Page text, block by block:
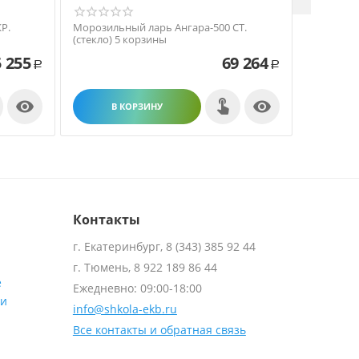
255 Р

Морозильный ларь Ангара-500 СТ.
(стекло) 5 корзины
69 264 Р
В КОРЗИНУ 
Контакты
г. Екатеринбург, 8 (343) 385 92 44
г. Тюмень, 8 922 189 86 44
Ежедневно: 09:00-18:00
info@shkola-ekb.ru
Все контакты и обратная связь